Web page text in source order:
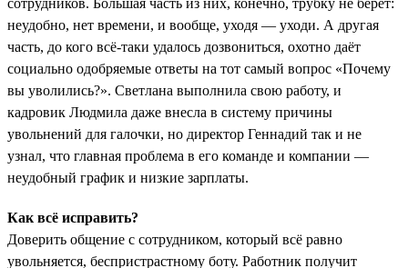
неудобно, нет времени, и вообще, уходя — уходи. А другая
часть, до кого всё-таки удалось дозвониться, охотно даёт
социально одобряемые ответы на тот самый вопрос «Почему
вы уволились?». Светлана выполнила свою работу, и
кадровик Людмила даже внесла в систему причины
увольнений для галочки, но директор Геннадий так и не
узнал, что главная проблема в его команде и компании —
неудобный график и низкие зарплаты.
Как всё исправить?
Доверить общение с сотрудником, который всё равно
увольняется, беспристрастному боту. Работник получит